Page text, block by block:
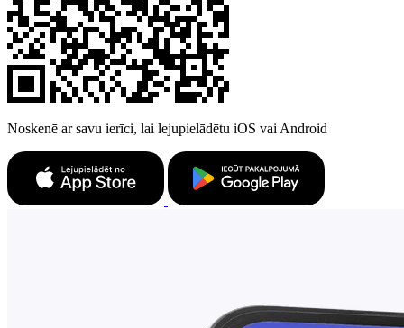
Noskenē ar savu ierīci, lai lejupielādētu iOS vai Android